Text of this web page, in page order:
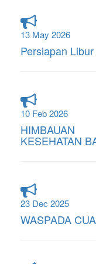
13 May 2026
Persiapan
10 Feb 2026
KESEHATAN
23 Dec 2025
WASPADA